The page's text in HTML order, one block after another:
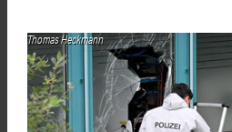
Thomas Heckmann